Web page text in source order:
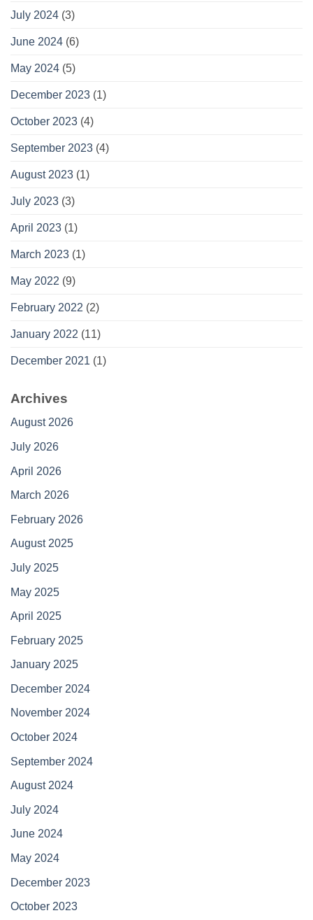
July 2024 (3)
June 2024 (6)
May 2024 (5)
December 2023 (1)
October 2023 (4)
September 2023 (4)
August 2023 (1)
July 2023 (3)
April 2023 (1)
March 2023 (1)
May 2022 (9)
February 2022 (2)
January 2022 (11)
December 2021 (1)
Archives
August 2026
July 2026
April 2026
March 2026
February 2026
August 2025
July 2025
May 2025
April 2025
February 2025
January 2025
December 2024
November 2024
October 2024
September 2024
August 2024
July 2024
June 2024
May 2024
December 2023
October 2023